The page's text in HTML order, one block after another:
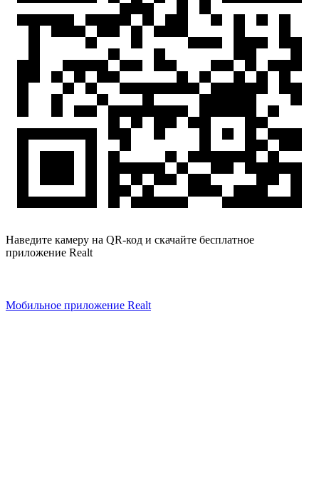
Наведите камеру на QR-код и скачайте бесплатное
приложение Realt
Мобильное приложение Realt